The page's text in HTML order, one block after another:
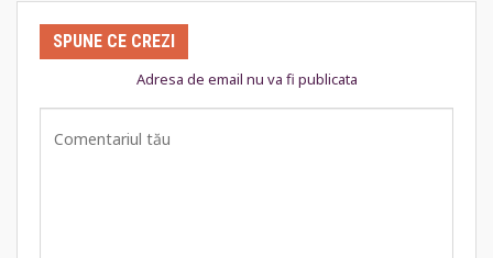
SPUNE CE CREZI
Adresa de email nu va fi publicata